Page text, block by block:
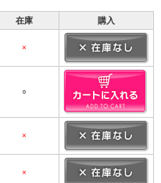
在庫 購入
×
○
×
×